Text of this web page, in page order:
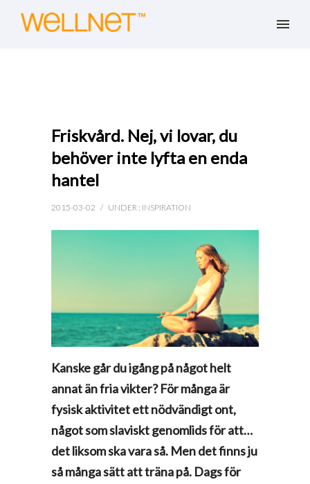
Friskvård. Nej, vi lovar, du
behöver inte lyfta en enda
hantel
2015-03-02 / UNDER : INSPIRATION
Kanske går du igång på något helt
annat än fria vikter? För många är
fysisk aktivitet ett nödvändigt ont,
något som slaviskt genomlids för att…
det liksom ska vara så. Men det finns ju
så många sätt att träna på. Dags för